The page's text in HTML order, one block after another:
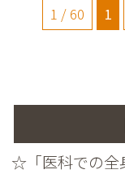
1 / 60 1